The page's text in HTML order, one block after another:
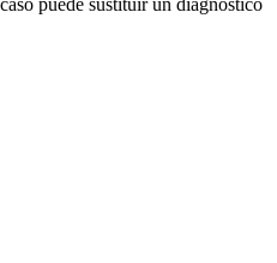
puede sustituir un diagnóstico